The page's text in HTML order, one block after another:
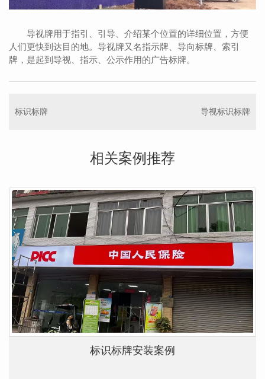
导视牌用于指引、引导、介绍某个位置的详细位置，方便
人们更快到达目的地。导视牌又名指示牌、导向标牌、索引
牌，是起到导视、指示、公示作用的广告标牌。
标识标牌 导视标识标牌
相关案例推荐
标识标牌安装案例